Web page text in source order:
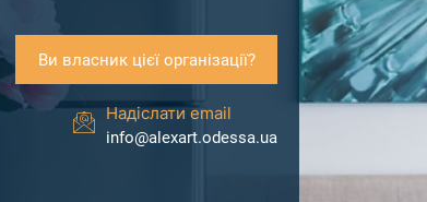
Ви власник цієї організації?
Надіслати email
info@alexart.odessa.ua